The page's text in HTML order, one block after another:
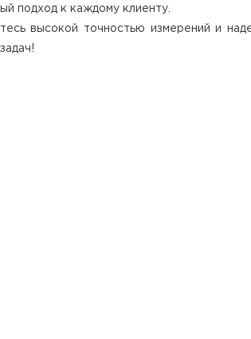
подход к каждому клиенту.
высокой точностью измерений и